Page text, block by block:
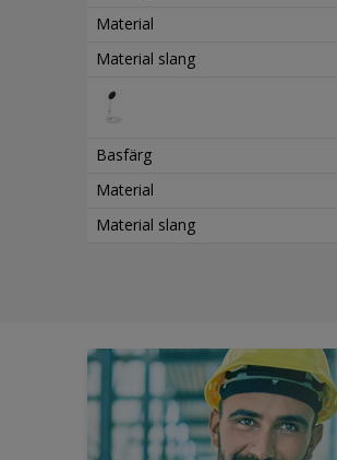
Material
Material slang
Basfärg
Material
Material slang